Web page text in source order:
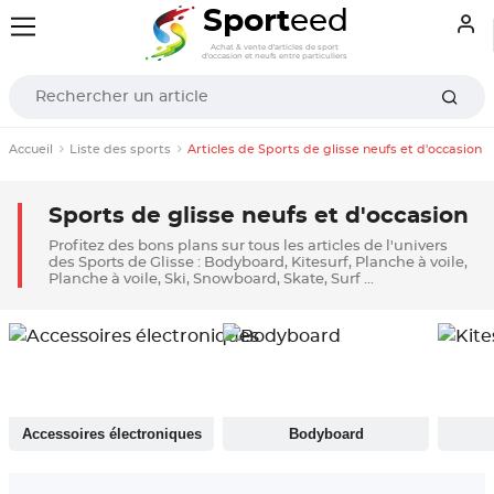
Sporteed
Achat & vente d'articles de sport
d'occasion et neufs entre particuliers
Accueil Liste des sports Articles de Sports de glisse neufs et d'occasion
Sports de glisse neufs et d'occasion
Profitez des bons plans sur tous les articles de l'univers
des Sports de Glisse : Bodyboard, Kitesurf, Planche à voile,
Planche à voile, Ski, Snowboard, Skate, Surf ...
Accessoires électroniques Bodyboard